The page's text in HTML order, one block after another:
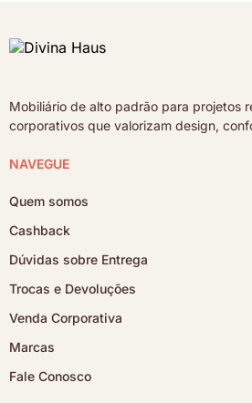
Mobiliário de alto padrão para projetos
corporativos que valorizam design,
NAVEGUE
Quem somos
Cashback
Dúvidas sobre Entrega
Trocas e Devoluções
Venda Corporativa
Marcas
Fale Conosco